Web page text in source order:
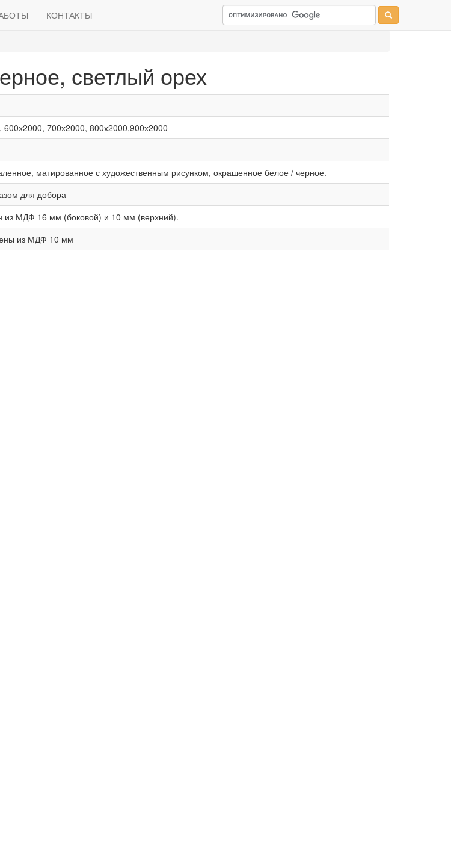
КОНТАКТЫ
светлый орех
700х2000, 800х2000,900х2000
матированное с художественным рисунком, окрашенное белое / черное.
для добора
из МДФ 16 мм (боковой) и 10 мм (верхний).
из МДФ 10 мм